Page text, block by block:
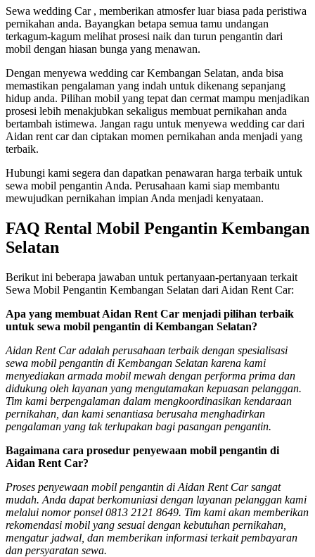
Sewa wedding Car , memberikan atmosfer luar biasa pada peristiwa
pernikahan anda. Bayangkan betapa semua tamu undangan
terkagum-kagum melihat prosesi naik dan turun pengantin dari
mobil dengan hiasan bunga yang menawan.
Dengan menyewa wedding car Kembangan Selatan, anda bisa
memastikan pengalaman yang indah untuk dikenang sepanjang
hidup anda. Pilihan mobil yang tepat dan cermat mampu menjadikan
prosesi lebih menakjubkan sekaligus membuat pernikahan anda
bertambah istimewa. Jangan ragu untuk menyewa wedding car dari
Aidan rent car dan ciptakan momen pernikahan anda menjadi yang
terbaik.
Hubungi kami segera dan dapatkan penawaran harga terbaik untuk
sewa mobil pengantin Anda. Perusahaan kami siap membantu
mewujudkan pernikahan impian Anda menjadi kenyataan.
FAQ Rental Mobil Pengantin Kembangan
Selatan
Berikut ini beberapa jawaban untuk pertanyaan-pertanyaan terkait
Sewa Mobil Pengantin Kembangan Selatan dari Aidan Rent Car:
Apa yang membuat Aidan Rent Car menjadi pilihan terbaik
untuk sewa mobil pengantin di Kembangan Selatan?
Aidan Rent Car adalah perusahaan terbaik dengan spesialisasi
sewa mobil pengantin di Kembangan Selatan karena kami
menyediakan armada mobil mewah dengan performa prima dan
didukung oleh layanan yang mengutamakan kepuasan pelanggan.
Tim kami berpengalaman dalam mengkoordinasikan kendaraan
pernikahan, dan kami senantiasa berusaha menghadirkan
pengalaman yang tak terlupakan bagi pasangan pengantin.
Bagaimana cara prosedur penyewaan mobil pengantin di
Aidan Rent Car?
Proses penyewaan mobil pengantin di Aidan Rent Car sangat
mudah. Anda dapat berkomuniasi dengan layanan pelanggan kami
melalui nomor ponsel 0813 2121 8649. Tim kami akan memberikan
rekomendasi mobil yang sesuai dengan kebutuhan pernikahan,
mengatur jadwal, dan memberikan informasi terkait pembayaran
dan persyaratan sewa.